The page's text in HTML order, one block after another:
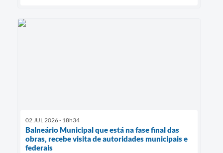
02 JUL 2026 - 18h34
Balneário Municipal que está na fase final das
obras, recebe visita de autoridades municipais e
federais